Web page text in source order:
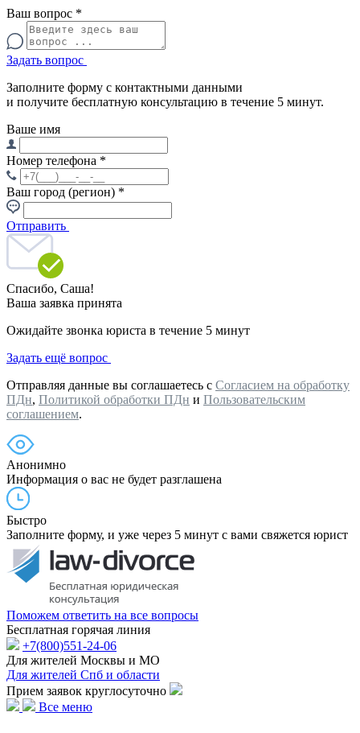
Ваш вопрос *
Задать вопрос
Заполните форму с контактными данными
и получите бесплатную консультацию в течение 5 минут.
Ваше имя
Номер телефона *
Ваш город (регион) *
Отправить
Спасибо, Саша!
Ваша заявка принята
Ожидайте звонка юриста в течение 5 минут
Задать ещё вопрос
Отправляя данные вы соглашаетесь с Согласием на обработку
ПДн, Политикой обработки ПДн и Пользовательским
соглашением.
Анонимно
Информация о вас не будет разглашена
Быстро
Заполните форму, и уже через 5 минут с вами свяжется юрист
Поможем ответить на все вопросы
Бесплатная горячая линия
+7(800)551-24-06
Для жителей Москвы и МО
Для жителей Спб и области
Прием заявок круглосуточно
Все меню